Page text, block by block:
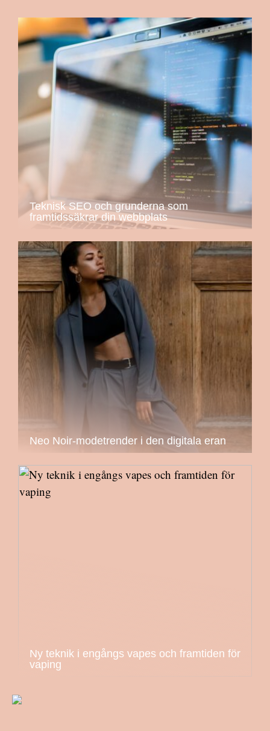
Teknisk SEO och grunderna som
framtidssäkrar din webbplats
Neo Noir-modetrender i den digitala eran
Ny teknik i engångs vapes och framtiden för
vaping